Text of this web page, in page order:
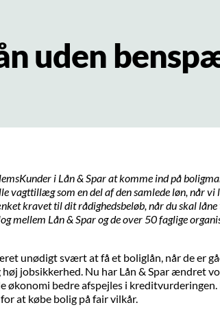
uden
i Lån & Spar at komme ind på
vagttillæg som en del af den samlede løn, når vi
kravet til dit rådighedsbeløb, når du skal låne
mellem Lån & Spar og de over 50 faglige
unødigt svært at få et boliglån, når de er
jobsikkerhed. Nu har Lån & Spar ændret
økonomi bedre afspejles i
at købe bolig på fair vilkår.